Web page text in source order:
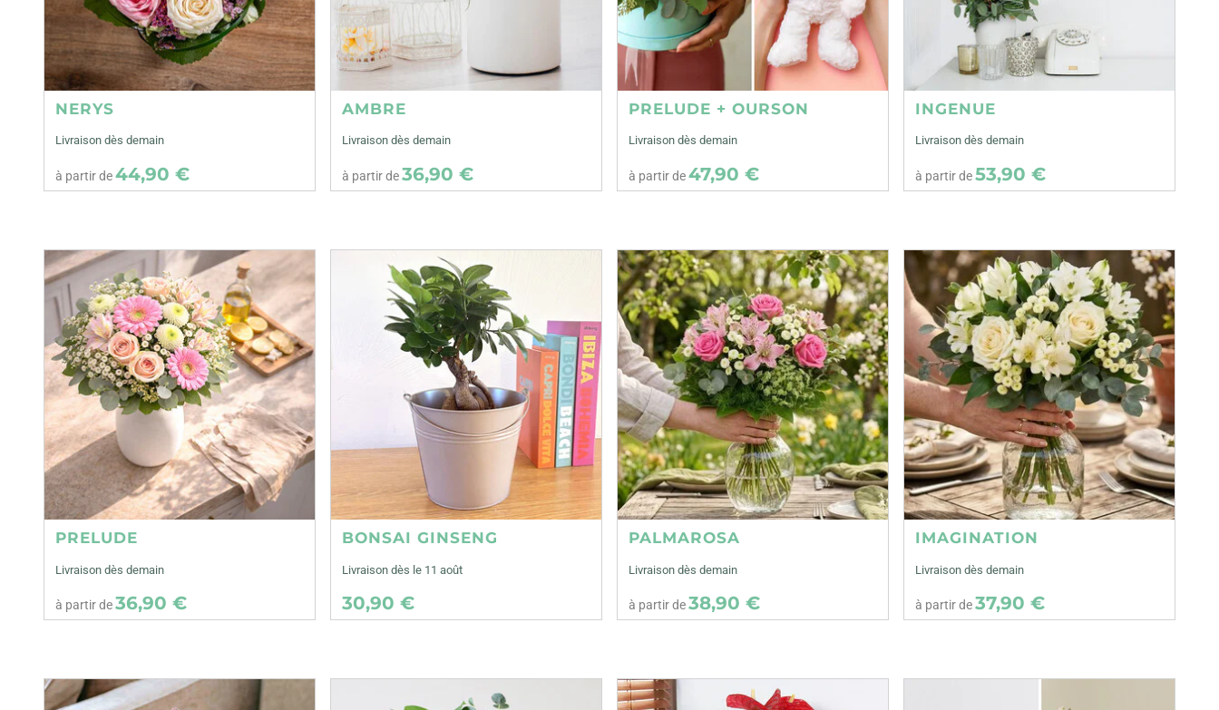
NERYS
Livraison dès demain
à partir de44,90 €
AMBRE
Livraison dès demain
à partir de36,90 €
PRELUDE + OURSON
Livraison dès demain
à partir de47,90 €
INGENUE
Livraison dès demain
à partir de53,90 €
PRELUDE
Livraison dès demain
à partir de36,90 €
BONSAI GINSENG
Livraison dès le 11 août
30,90 €
PALMAROSA
Livraison dès demain
à partir de38,90 €
IMAGINATION
Livraison dès demain
à partir de37,90 €